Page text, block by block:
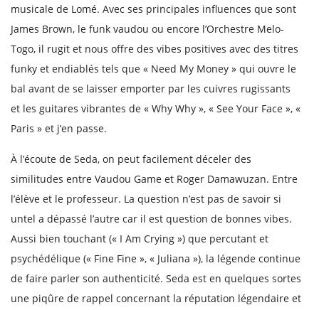
musicale de Lomé. Avec ses principales influences que sont
James Brown, le funk vaudou ou encore l’Orchestre Melo-
Togo, il rugit et nous offre des vibes positives avec des titres
funky et endiablés tels que « Need My Money » qui ouvre le
bal avant de se laisser emporter par les cuivres rugissants
et les guitares vibrantes de « Why Why », « See Your Face », «
Paris » et j’en passe.
À l’écoute de Seda, on peut facilement déceler des
similitudes entre Vaudou Game et Roger Damawuzan. Entre
l’élève et le professeur. La question n’est pas de savoir si
untel a dépassé l’autre car il est question de bonnes vibes.
Aussi bien touchant (« I Am Crying ») que percutant et
psychédélique (« Fine Fine », « Juliana »), la légende continue
de faire parler son authenticité. Seda est en quelques sortes
une piqûre de rappel concernant la réputation légendaire et